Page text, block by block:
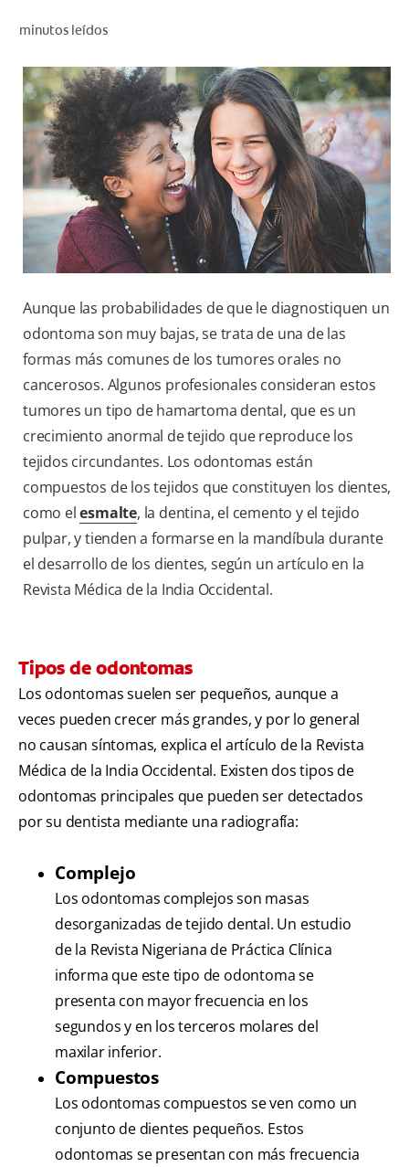
PARA PROFESIONALES
CUPONES
DÓNDE COMPRAR
VE (ES)
minutos leídos
Aunque las probabilidades de que le diagnostiquen un
odontoma son muy bajas, se trata de una de las
formas más comunes de los tumores orales no
cancerosos. Algunos profesionales consideran estos
tumores un tipo de hamartoma dental, que es un
crecimiento anormal de tejido que reproduce los
tejidos circundantes. Los odontomas están
compuestos de los tejidos que constituyen los dientes,
como elesmalte, la dentina, el cemento y el tejido
pulpar, y tienden a formarse en la mandíbula durante
el desarrollo de los dientes, según un artículo en la
Revista Médica de la India Occidental.
Tipos de odontomas
Los odontomas suelen ser pequeños, aunque a
veces pueden crecer más grandes, y por lo general
no causan síntomas, explica el artículo de la Revista
Médica de la India Occidental. Existen dos tipos de
odontomas principales que pueden ser detectados
por su dentista mediante una radiografía:
Complejo
Los odontomas complejos son masas
desorganizadas de tejido dental. Un estudio
de la Revista Nigeriana de Práctica Clínica
informa que este tipo de odontoma se
presenta con mayor frecuencia en los
segundos y en los terceros molares del
maxilar inferior.
Compuestos
Los odontomas compuestos se ven como un
conjunto de dientes pequeños. Estos
odontomas se presentan con más frecuencia